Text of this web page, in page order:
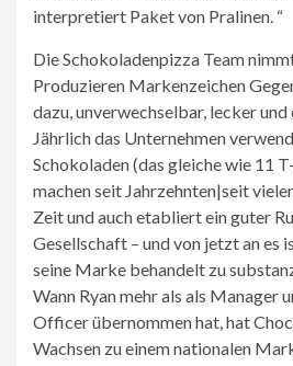
interpretiert Paket von Pralinen. “
Die Schokoladenpizza Team
Produzieren Markenzeichen
dazu, unverwechselbar, lecker und
Jährlich das Unternehmen
Schokoladen (das gleiche wie 11
machen seit Jahrzehnten|seit
Zeit und auch etabliert ein guter
Gesellschaft – und von jetzt an
seine Marke behandelt zu
Wann Ryan mehr als als Manager
Officer übernommen hat, hat
Wachsen zu einem nationalen